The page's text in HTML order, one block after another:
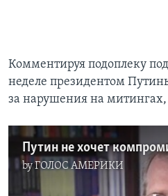
Комментируя подоплеку
неделе президентом
за нарушения на
Путин не хочет
byГОЛОС АМЕРИКИ